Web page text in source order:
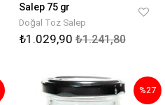
Salep 75 gr
Doğal Toz Salep
₺1.029,90 ₺1.241,80
%27